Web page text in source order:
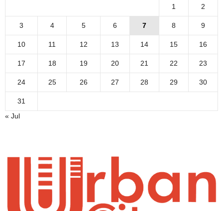
1 2
3 4 5 6 7 8 9
10 11 12 13 14 15 16
17 18 19 20 21 22 23
24 25 26 27 28 29 30
31
« Jul